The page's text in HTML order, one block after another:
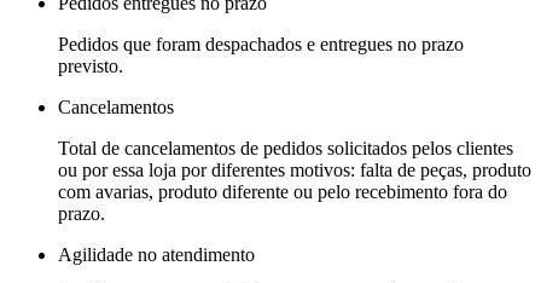
Pedidos que foram despachados e entregues no prazo
previsto.
Cancelamentos
Total de cancelamentos de pedidos solicitados pelos clientes
ou por essa loja por diferentes motivos: falta de peças, produto
com avarias, produto diferente ou pelo recebimento fora do
prazo.
Agilidade no atendimento